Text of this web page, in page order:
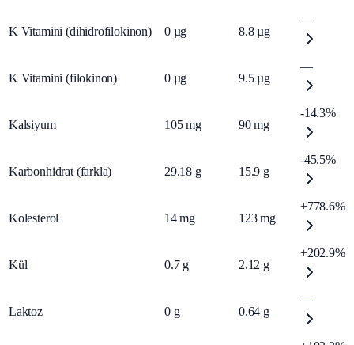
K Vitamini (dihidrofilokinon) 0 µg 8.8 µg
—
K Vitamini (filokinon) 0 µg 9.5 µg
—
Kalsiyum 105 mg 90 mg
-14.3%
Karbonhidrat (farkla) 29.18 g 15.9 g
-45.5%
Kolesterol 14 mg 123 mg
+778.6%
Kül 0.7 g 2.12 g
+202.9%
Laktoz 0 g 0.64 g
—